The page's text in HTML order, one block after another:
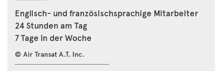
Englisch- und französischsprachige Mitarbeiter
24 Stunden am Tag
7 Tage in der Woche
© Air Transat A.T. Inc.